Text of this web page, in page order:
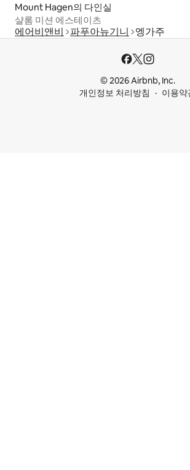
Mount Hagen의 다인실
샬롬 미션 에스테이츠
에어비앤비 파푸아뉴기니 엥가주
© 2026 Airbnb, Inc.
개인정보 처리방침
이용약